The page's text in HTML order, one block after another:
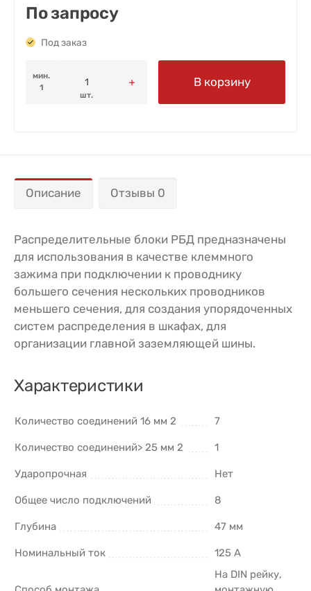
По запросу
Под заказ
мин.
1
шт.
В корзину
Описание Отзывы 0
Распределительные блоки РБД предназначены
для использования в качестве клеммного
зажима при подключении к проводнику
большего сечения нескольких проводников
меньшего сечения, для создания упорядоченных
систем распределения в шкафах, для
организации главной заземляющей шины.
Характеристики
Количество соединений 16 мм 2 7
Количество соединений> 25 мм 2 1
Ударопрочная Нет
Общее число подключений 8
Глубина 47 мм
Номинальный ток 125 А
На DIN рейку,